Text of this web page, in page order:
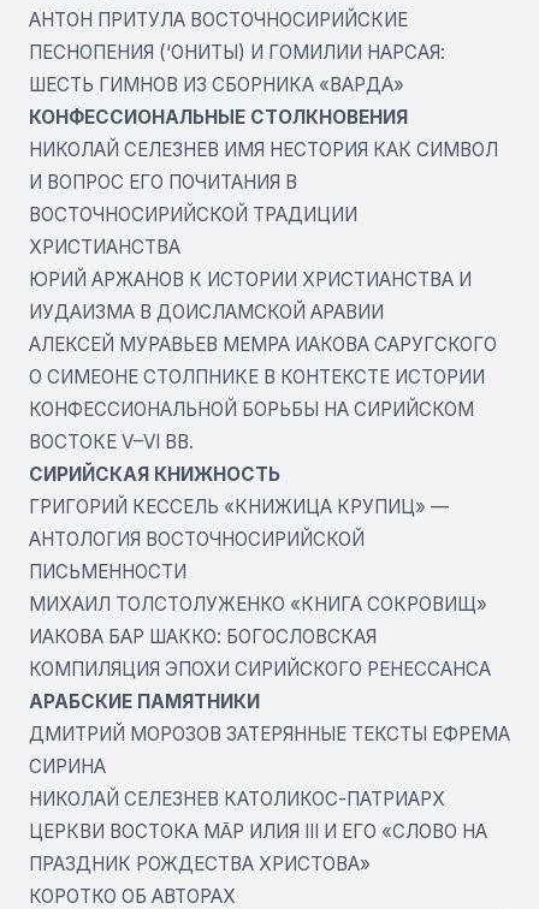
АНТОН ПРИТУЛА ВОСТОЧНОСИРИЙСКИЕ
ПЕСНОПЕНИЯ (‘ОНИТЫ) И ГОМИЛИИ НАРСАЯ:
ШЕСТЬ ГИМНОВ ИЗ СБОРНИКА «ВАРДА»
КОНФЕССИОНАЛЬНЫЕ СТОЛКНОВЕНИЯ
НИКОЛАЙ СЕЛЕЗНЕВ ИМЯ НЕСТОРИЯ КАК СИМВОЛ
И ВОПРОС ЕГО ПОЧИТАНИЯ В
ВОСТОЧНОСИРИЙСКОЙ ТРАДИЦИИ
ХРИСТИАНСТВА
ЮРИЙ АРЖАНОВ К ИСТОРИИ ХРИСТИАНСТВА И
ИУДАИЗМА В ДОИСЛАМСКОЙ АРАВИИ
АЛЕКСЕЙ МУРАВЬЕВ МЕМРА ИАКОВА САРУГСКОГО
О СИМЕОНЕ СТОЛПНИКЕ В КОНТЕКСТЕ ИСТОРИИ
КОНФЕССИОНАЛЬНОЙ БОРЬБЫ НА СИРИЙСКОМ
ВОСТОКЕ V–VI ВВ.
СИРИЙСКАЯ КНИЖНОСТЬ
ГРИГОРИЙ КЕССЕЛЬ «КНИЖИЦА КРУПИЦ» —
АНТОЛОГИЯ ВОСТОЧНОСИРИЙСКОЙ
ПИСЬМЕННОСТИ
МИХАИЛ ТОЛСТОЛУЖЕНКО «КНИГА СОКРОВИЩ»
ИАКОВА БАР ШАККО: БОГОСЛОВСКАЯ
КОМПИЛЯЦИЯ ЭПОХИ СИРИЙСКОГО РЕНЕССАНСА
АРАБСКИЕ ПАМЯТНИКИ
ДМИТРИЙ МОРОЗОВ ЗАТЕРЯННЫЕ ТЕКСТЫ ЕФРЕМА
СИРИНА
НИКОЛАЙ СЕЛЕЗНЕВ КАТОЛИКОС-ПАТРИАРХ
ЦЕРКВИ ВОСТОКА МА̄Р ИЛИЯ III И ЕГО «СЛОВО НА
ПРАЗДНИК РОЖДЕСТВА ХРИСТОВА»
КОРОТКО ОБ АВТОРАХ